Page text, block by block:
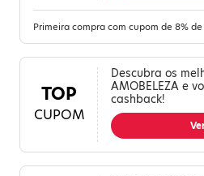
Primeira compra com cupom de 8%
TOP
CUPOM
Descubra os
AMOBELEZA e
cashback!